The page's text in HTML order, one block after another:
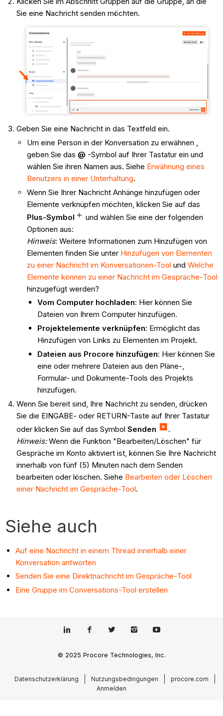
Sie eine Nachricht senden möchten.
Geben Sie eine Nachricht in das Textfeld ein.
Um eine Person in der Konversation zu erwähnen ,
geben Sie das @ -Symbol auf Ihrer Tastatur ein und
wählen Sie ihren Namen aus. Siehe Erwähnung eines
Benutzers in einer Unterhaltung.
Wenn Sie Ihrer Nachricht Anhänge hinzufügen oder
Elemente verknüpfen möchten, klicken Sie auf das
Plus-Symbol
und wählen Sie eine der folgenden
Optionen aus:
Hinweis: Weitere Informationen zum Hinzufügen von
Elementen finden Sie unter Hinzufügen von Elementen
zu einer Nachricht im Konversationen-Tool und Welche
Elemente können zu einer Nachricht im Gespräche-Tool
hinzugefügt werden?
Vom Computer hochladen: Hier können Sie
Dateien von Ihrem Computer hinzufügen.
Projektelemente verknüpfen: Ermöglicht das
Hinzufügen von Links zu Elementen im Projekt.
Dateien aus Procore hinzufügen: Hier können Sie
eine oder mehrere Dateien aus den Pläne-,
Formular- und Dokumente-Tools des Projekts
hinzufügen.
Wenn Sie bereit sind, Ihre Nachricht zu senden, drücken
Sie die EINGABE- oder RETURN-Taste auf Ihrer Tastatur
oder klicken Sie auf das Symbol Senden
.
Hinweis:Wenn die Funktion "Bearbeiten/Löschen" für
Gespräche im Konto aktiviert ist, können Sie Ihre Nachricht
innerhalb von fünf (5) Minuten nach dem Senden
bearbeiten oder löschen. Siehe Bearbeiten oder Löschen
einer Nachricht im Gespräche-Tool.
Siehe auch
Auf eine Nachricht in einem Thread innerhalb einer
Konversation antworten
Senden Sie eine Direktnachricht im Gespräche-Tool
Eine Gruppe im Conversations-Tool erstellen
© 2025 Procore Technologies, Inc.
Datenschutzerklärung Nutzungsbedingungen
procore.com
Anmelden